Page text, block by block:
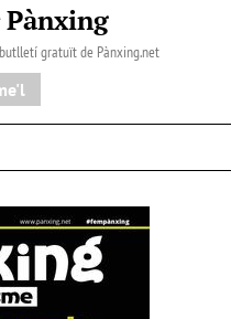
gratuït de Pànxing.net​